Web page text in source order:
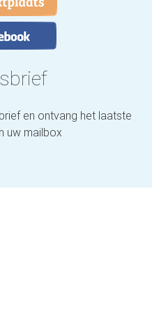
en ontvang het laatste
uw mailbox